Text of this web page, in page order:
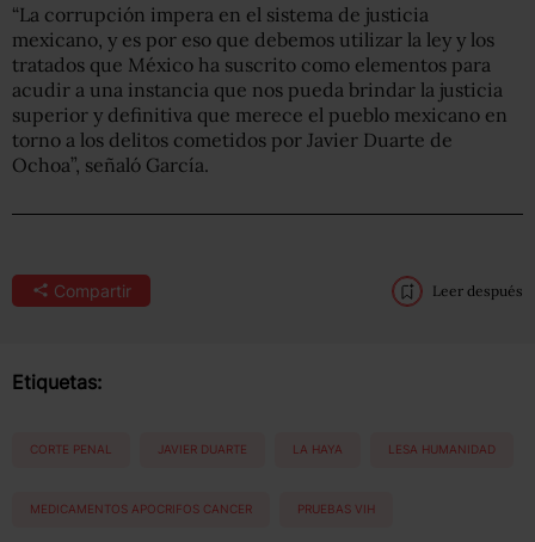
“La corrupción impera en el sistema de justicia
mexicano, y es por eso que debemos utilizar la ley y los
tratados que México ha suscrito como elementos para
acudir a una instancia que nos pueda brindar la justicia
superior y definitiva que merece el pueblo mexicano en
torno a los delitos cometidos por Javier Duarte de
Ochoa”, señaló García.
Compartir Leer después
Etiquetas:
CORTE PENAL JAVIER DUARTE LA HAYA LESA HUMANIDAD
MEDICAMENTOS APOCRIFOS CANCER PRUEBAS VIH